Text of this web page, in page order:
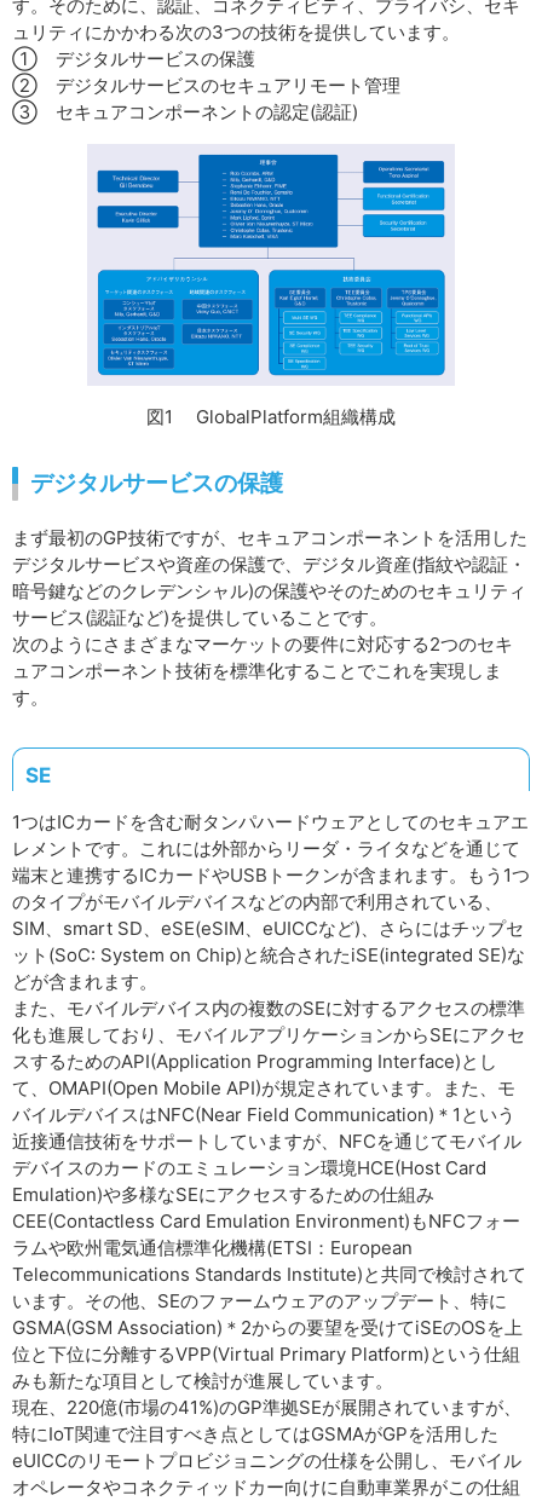
す。そのために、認証、コネクティビティ、プライバシ、セキ
ュリティにかかわる次の3つの技術を提供しています。
① デジタルサービスの保護
② デジタルサービスのセキュアリモート管理
③ セキュアコンポーネントの認定(認証)
図1 GlobalPlatform組織構成
デジタルサービスの保護
まず最初のGP技術ですが、セキュアコンポーネントを活用した
デジタルサービスや資産の保護で、デジタル資産(指紋や認証・
暗号鍵などのクレデンシャル)の保護やそのためのセキュリティ
サービス(認証など)を提供していることです。
次のようにさまざまなマーケットの要件に対応する2つのセキ
ュアコンポーネント技術を標準化することでこれを実現しま
す。
SE
1つはICカードを含む耐タンパハードウェアとしてのセキュアエ
レメントです。これには外部からリーダ・ライタなどを通じて
端末と連携するICカードやUSBトークンが含まれます。もう1つ
のタイプがモバイルデバイスなどの内部で利用されている、
SIM、smart SD、eSE(eSIM、eUICCなど)、さらにはチップセ
ット(SoC: System on Chip)と統合されたiSE(integrated SE)な
どが含まれます。
また、モバイルデバイス内の複数のSEに対するアクセスの標準
化も進展しており、モバイルアプリケーションからSEにアクセ
スするためのAPI(Application Programming Interface)とし
て、OMAPI(Open Mobile API)が規定されています。また、モ
バイルデバイスはNFC(Near Field Communication)＊1という
近接通信技術をサポートしていますが、NFCを通じてモバイル
デバイスのカードのエミュレーション環境HCE(Host Card
Emulation)や多様なSEにアクセスするための仕組み
CEE(Contactless Card Emulation Environment)もNFCフォー
ラムや欧州電気通信標準化機構(ETSI：European
Telecommunications Standards Institute)と共同で検討されて
います。その他、SEのファームウェアのアップデート、特に
GSMA(GSM Association)＊2からの要望を受けてiSEのOSを上
位と下位に分離するVPP(Virtual Primary Platform)という仕組
みも新たな項目として検討が進展しています。
現在、220億(市場の41%)のGP準拠SEが展開されていますが、
特にIoT関連で注目すべき点としてはGSMAがGPを活用した
eUICCのリモートプロビジョニングの仕様を公開し、モバイル
オペレータやコネクティッドカー向けに自動車業界がこの仕組